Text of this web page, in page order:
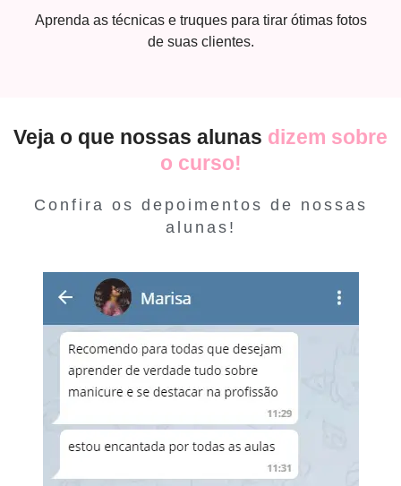
Aprenda as técnicas e truques para tirar ótimas fotos
de suas clientes.
Veja o que nossas alunas dizem sobre
o curso!
Confira os depoimentos de nossas
alunas!